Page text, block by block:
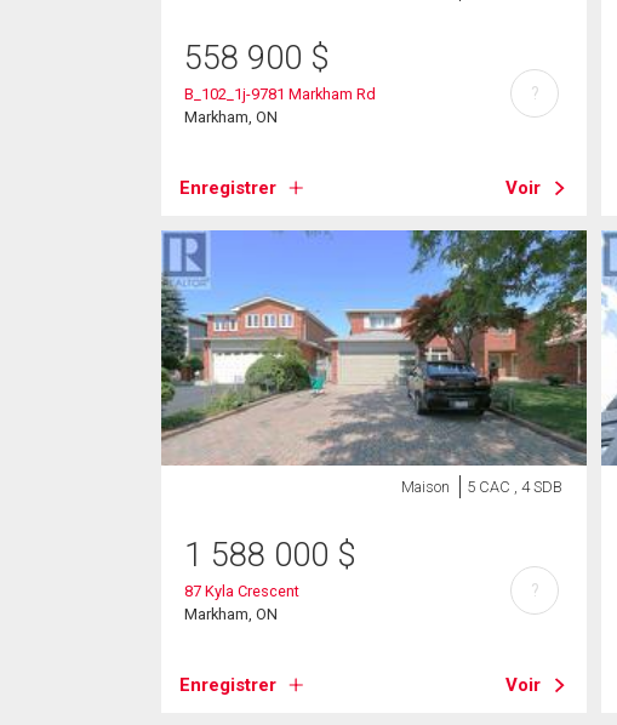
558 900 $
B_102_1j-9781 Markham Rd
Markham, ON
Enregistrer Voir
?
Maison 5 CAC , 4 SDB
1 588 000 $
87 Kyla Crescent
Markham, ON
Enregistrer Voir
?